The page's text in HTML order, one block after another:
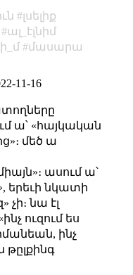
լսելիք
ալ_էլնիմ
մասարա
11-16
ա՝ «հայկական
մեծ ա
ասում ա՝
երեւի նկատի
չի։ նա էլ
ուզում ես
ինչ
թըլքինգ